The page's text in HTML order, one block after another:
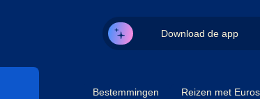
Download de app
Bestemmingen Reizen met